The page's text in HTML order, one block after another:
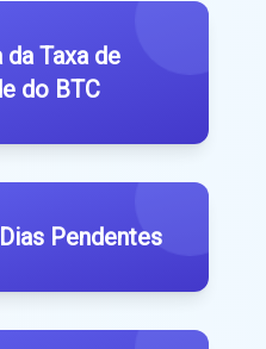
Taxa de
do BTC
Pendentes